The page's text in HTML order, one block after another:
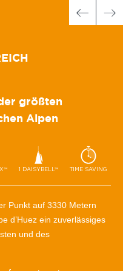
größten
Alpen
1 DAISYBELL™ TIME SAVING
Punkt auf 3330 Metern
d’Huez ein zuverlässiges
und des